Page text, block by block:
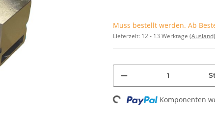
Muss bestellt werden. Ab
Lieferzeit: 12 - 13 Werktage (Ausland)
Loading... Komponenten